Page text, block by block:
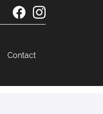
Contact